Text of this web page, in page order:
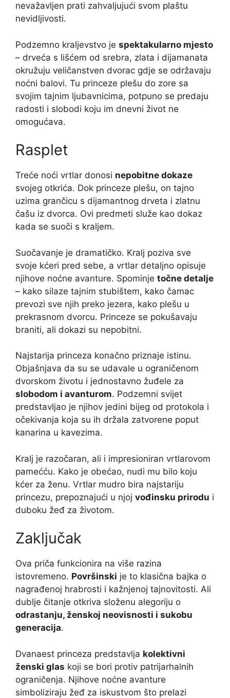
nevažavljen prati zahvaljujući svom plaštu
nevidljivosti.
Podzemno kraljevstvo je spektakularno mjesto
– drveća s lišćem od srebra, zlata i dijamanata
okružuju veličanstven dvorac gdje se održavaju
noćni balovi. Tu princeze plešu do zore sa
svojim tajnim ljubavnicima, potpuno se predaju
radosti i slobodi koju im dnevni život ne
omogućava.
Rasplet
Treće noći vrtlar donosi nepobitne dokaze
svojeg otkrića. Dok princeze plešu, on tajno
uzima grančicu s dijamantnog drveta i zlatnu
čašu iz dvorca. Ovi predmeti služe kao dokaz
kada se suoči s kraljem.
Suočavanje je dramatičko. Kralj poziva sve
svoje kćeri pred sebe, a vrtlar detaljno opisuje
njihove noćne avanture. Spominje točne detalje
– kako silaze tajnim stubištem, kako čamac
prevozi sve njih preko jezera, kako plešu u
prekrasnom dvorcu. Princeze se pokušavaju
braniti, ali dokazi su nepobitni.
Najstarija princeza konačno priznaje istinu.
Objašnjava da su se udavale u ograničenom
dvorskom životu i jednostavno žuđele za
slobodom i avanturom. Podzemni svijet
predstavljao je njihov jedini bijeg od protokola i
očekivanja koja su ih držala zatvorene poput
kanarina u kavezima.
Kralj je razočaran, ali i impresioniran vrtlarovom
pamećću. Kako je obećao, nudi mu bilo koju
kćer za ženu. Vrtlar mudro bira najstariju
princezu, prepoznajući u njoj vođinsku prirodu i
duboku žeđ za životom.
Zaključak
Ova priča funkcionira na više razina
istovremeno. Površinski je to klasična bajka o
nagrađenoj hrabrosti i kažnjenoj tajnovitosti. Ali
dublje čitanje otkriva složenu alegoriju o
odrastanju, ženskoj neovisnosti i sukobu
generacija.
Dvanaest princeza predstavlja kolektivni
ženski glas koji se bori protiv patrijarhalnih
ograničenja. Njihove noćne avanture
simboliziraju žeđ za iskustvom što prelazi